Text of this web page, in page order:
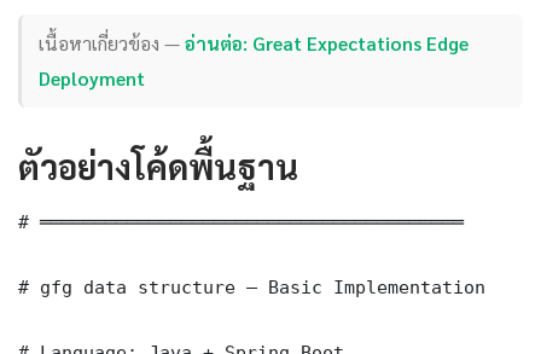
เนื้อหาเกี่ยวข้อง —อ่านต่อ: Great Expectations Edge
Deployment
ตัวอย่างโค้ดพื้นฐาน
# ═══════════════════════════════════════
# gfg data structure — Basic Implementation